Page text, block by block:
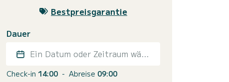
Bestpreisgarantie
Dauer
Ein Datum oder Zeitraum wählen
Check-in 14:00 - Abreise 09:00